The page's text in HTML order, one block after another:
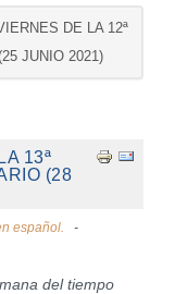
DE LA 12ª
JUNIO 2021)
13ª
(28
español.
del tiempo